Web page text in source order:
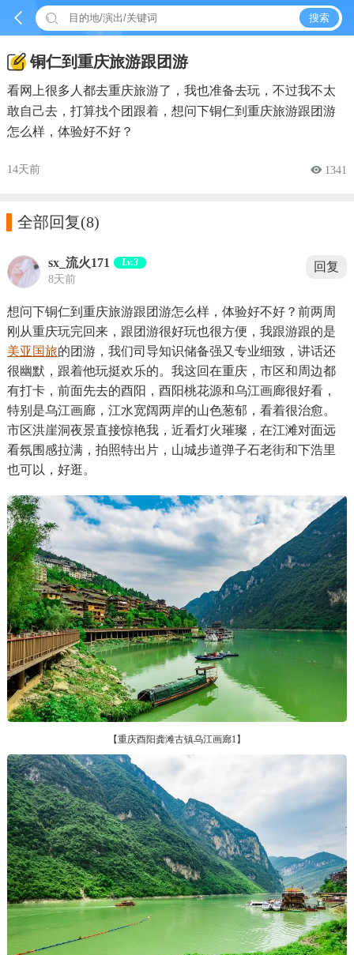
  搜索
铜仁到重庆旅游跟团游
看网上很多人都去重庆旅游了，我也准备去玩，不过我不太
敢自己去，打算找个团跟着，想问下铜仁到重庆旅游跟团游
怎么样，体验好不好？
14天前  1341
全部回复(8)
sx_流火171 Lv.3
8天前
回复
想问下铜仁到重庆旅游跟团游怎么样，体验好不好？前两周
刚从重庆玩完回来，跟团游很好玩也很方便，我跟游跟的是
美亚国旅的团游，我们司导知识储备强又专业细致，讲话还
很幽默，跟着他玩挺欢乐的。我这回在重庆，市区和周边都
有打卡，前面先去的酉阳，酉阳桃花源和乌江画廊很好看，
特别是乌江画廊，江水宽阔两岸的山色葱郁，看着很治愈。
市区洪崖洞夜景直接惊艳我，近看灯火璀璨，在江滩对面远
看氛围感拉满，拍照特出片，山城步道弹子石老街和下浩里
也可以，好逛。
【重庆酉阳龚滩古镇乌江画廊1】